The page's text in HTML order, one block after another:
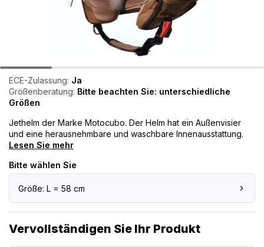
ECE-Zulassung: Ja
Größenberatung: Bitte beachten Sie: unterschiedliche
Größen
Jethelm der Marke Motocubo. Der Helm hat ein Außenvisier
und eine herausnehmbare und waschbare Innenausstattung.
Lesen Sie mehr
Bitte wählen Sie
Größe: L = 58 cm
Vervollständigen Sie Ihr Produkt